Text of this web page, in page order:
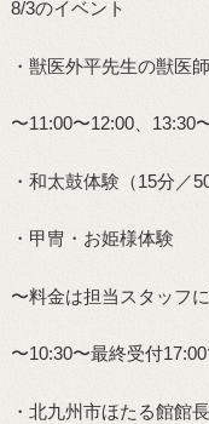
8/3のイベント
・獣医外平先生の獣医
〜11:00〜12:00、13:30
・和太鼓体験（15分／
・甲冑・お姫様体験
〜料金は担当スタッフ
〜10:30〜最終受付
・北九州市ほたる館館